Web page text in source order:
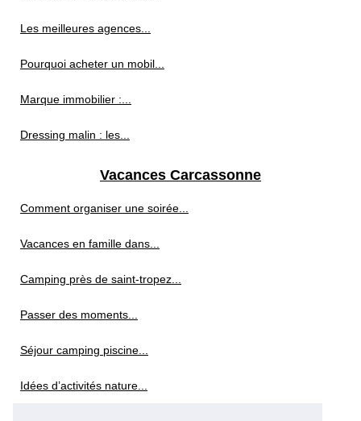
Les meilleures agences...
Pourquoi acheter un mobil...
Marque immobilier :...
Dressing malin : les...
Vacances Carcassonne
Comment organiser une soirée...
Vacances en famille dans...
Camping près de saint-tropez...
Passer des moments...
Séjour camping piscine...
Idées d’activités nature...